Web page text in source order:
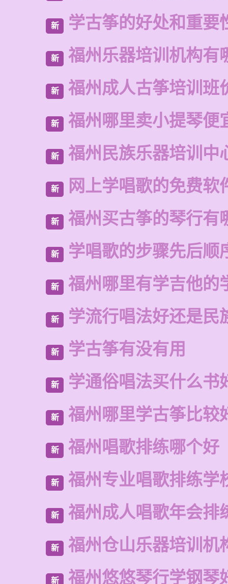
新 学古筝的好处和重要
新 福州乐器培训机构有
新 福州成人古筝培训班
新 福州哪里卖小提琴便
新 福州民族乐器培训中
新 网上学唱歌的免费软
新 福州买古筝的琴行有
新 学唱歌的步骤先后顺
新 福州哪里有学吉他的
新 学流行唱法好还是民
新 学古筝有没有用
新 学通俗唱法买什么书
新 福州哪里学古筝比较
新 福州唱歌排练哪个好
新 福州专业唱歌排练学
新 福州成人唱歌年会排
新 福州仓山乐器培训机
新 福州悠悠琴行学钢琴